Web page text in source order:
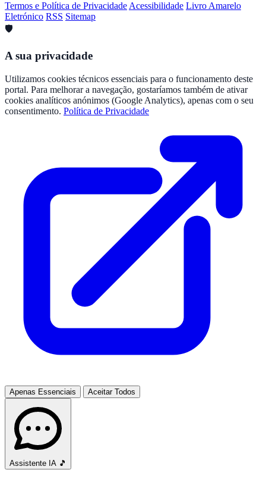
Termos e Política de Privacidade Acessibilidade Livro Amarelo
Eletrónico RSS Sitemap
🛡️
A sua privacidade
Utilizamos cookies técnicos essenciais para o funcionamento deste
portal. Para melhorar a navegação, gostaríamos também de ativar
cookies analíticos anónimos (Google Analytics), apenas com o seu
consentimento. Política de Privacidade
Apenas Essenciais Aceitar Todos
Assistente IA 🎵